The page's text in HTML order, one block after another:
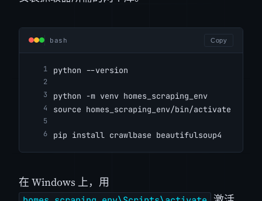
bash Copy
python --version
python -m venv homes_scraping_env
source homes_scraping_env/bin/activate
pip install crawlbase beautifulsoup4
在 Windows 上，用